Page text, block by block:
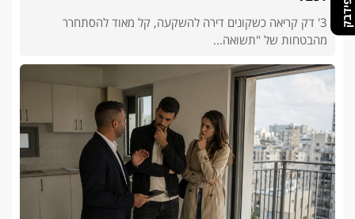
3' דק קריאה כשקונים דירה להשקעה, קל מאוד להסתחרר
מהבטחות של "תשואה...